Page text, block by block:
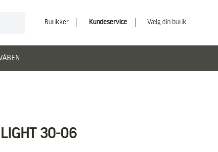
Butikker Kundeservice Vælg din butik
30-06